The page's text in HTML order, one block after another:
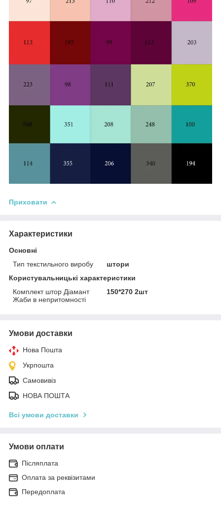
Приховати
Характеристики
Основні
Тип текстильного виробу
штори
Користувальницькі характеристики
Комплект штор Діамант
Жаби в непритомності
150*270 2шт
Умови доставки
Нова Пошта
Укрпошта
Самовивіз
НОВА ПОШТА
Всі умови доставки
Умови оплати
Післяплата
Оплата за реквізитами
Передоплата